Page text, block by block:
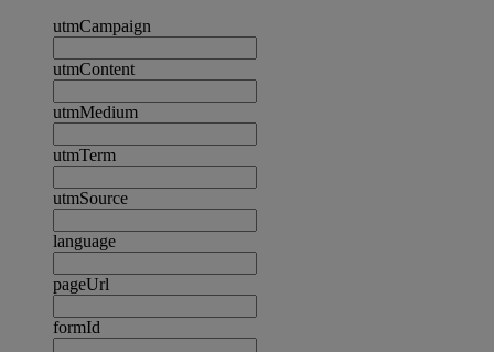
utmCampaign
utmContent
utmMedium
utmTerm
utmSource
language
pageUrl
formId